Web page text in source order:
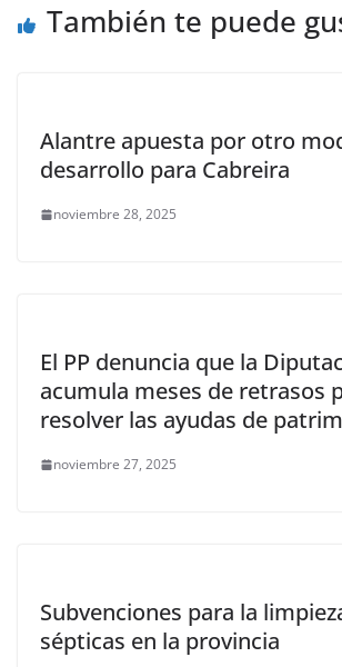
También te puede
Alantre apuesta por otro
desarrollo para Cabreira
noviembre 28, 2025
El PP denuncia que la
acumula meses de retrasos
resolver las ayudas de
noviembre 27, 2025
Subvenciones para la
sépticas en la provincia